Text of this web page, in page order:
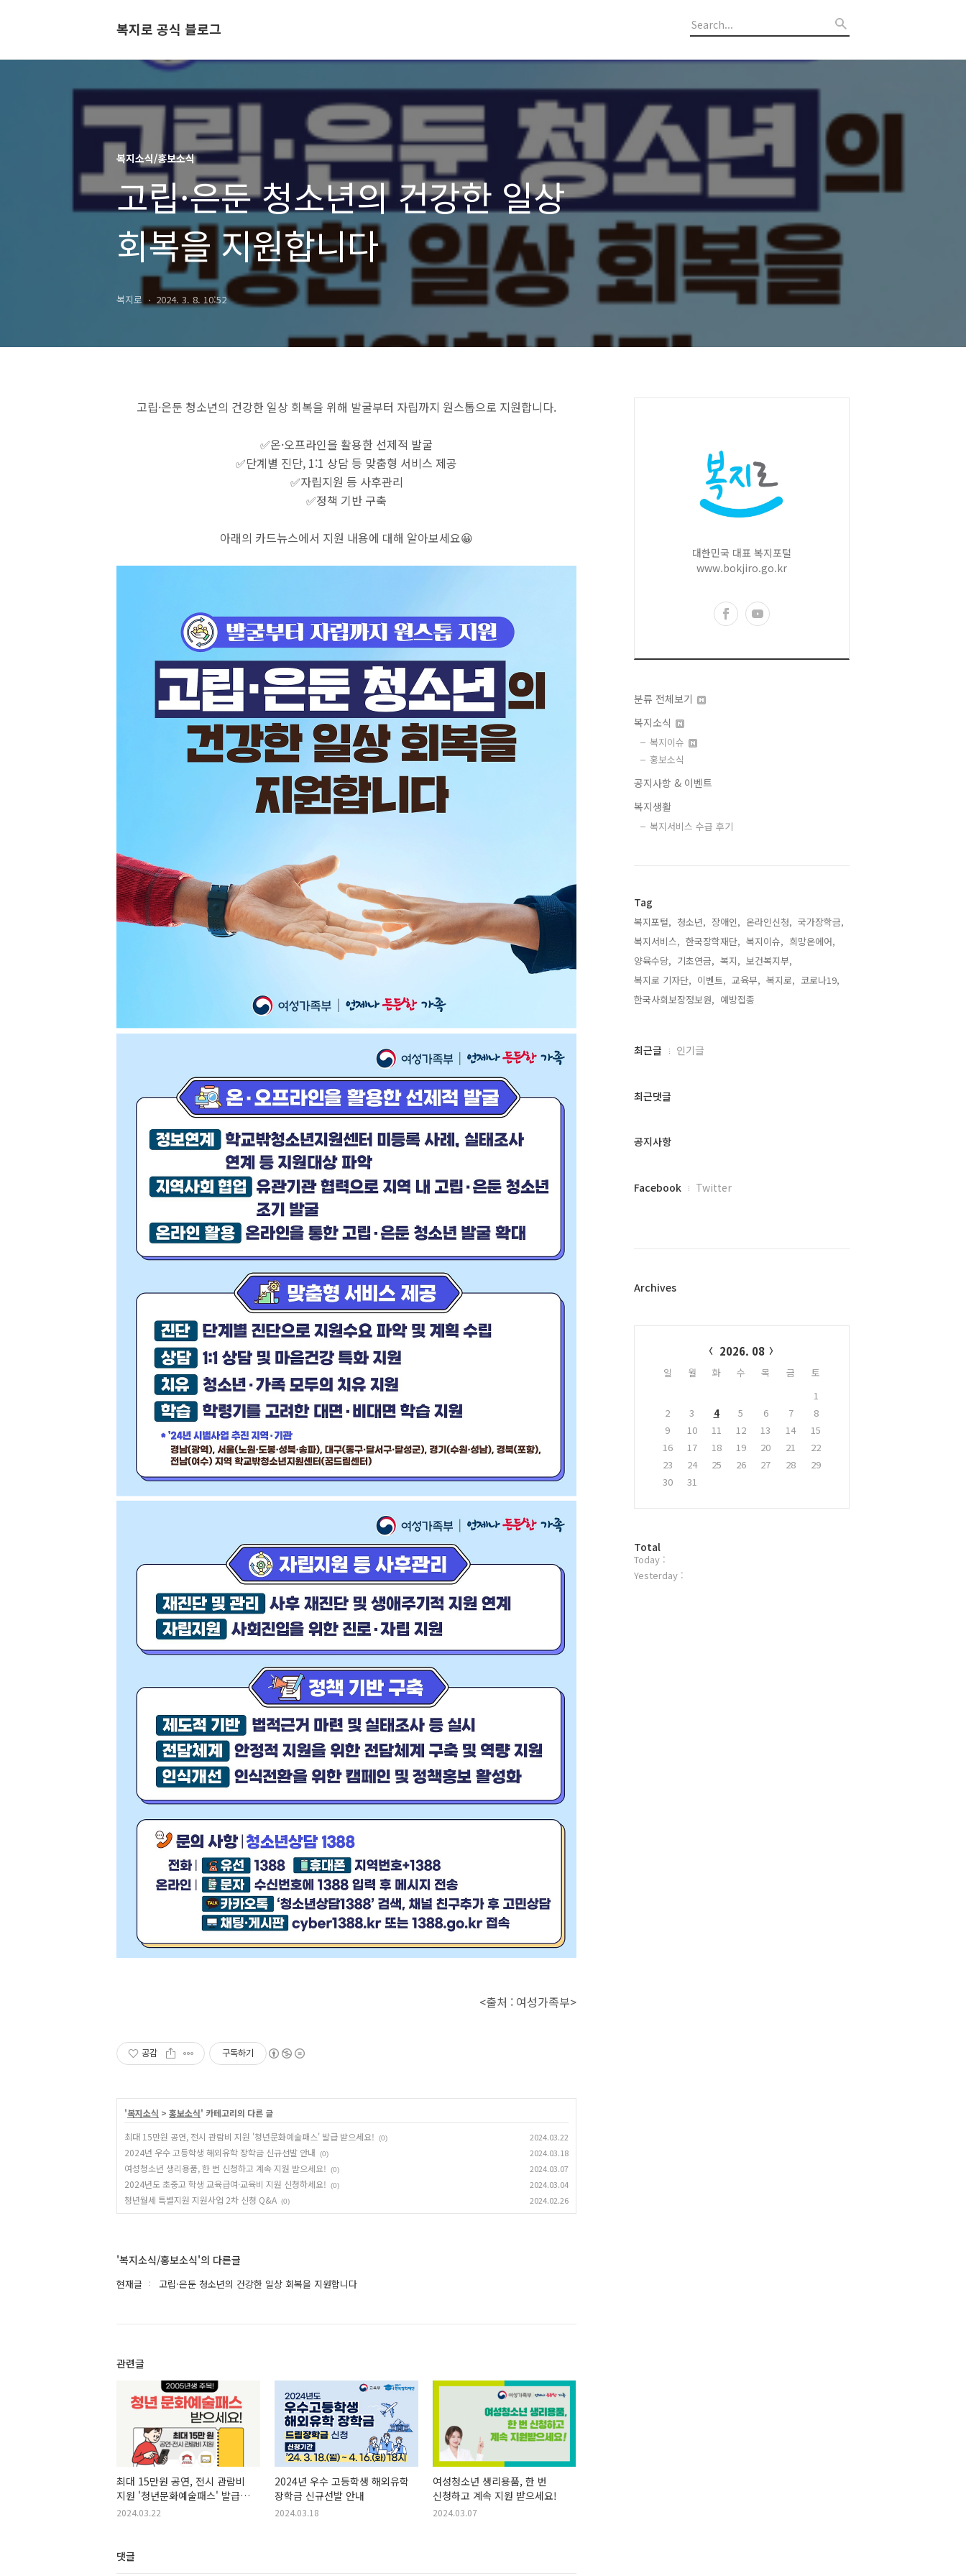
복지로 공식 블로그
복지소식/홍보소식
고립·은둔 청소년의 건강한 일상
회복을 지원합니다
복지로 2024. 3. 8. 10:52
고립·은둔 청소년의 건강한 일상 회복을 위해 발굴부터 자립까지 원스톱으로 지원합니다.
✅온·오프라인을 활용한 선제적 발굴
✅단계별 진단, 1:1 상담 등 맞춤형 서비스 제공
✅자립지원 등 사후관리
✅정책 기반 구축
아래의 카드뉴스에서 지원 내용에 대해 알아보세요😀
<출처 : 여성가족부>
공감 구독하기
'복지소식 > 홍보소식' 카테고리의 다른 글
최대 15만원 공연, 전시 관람비 지원 '청년문화예술패스' 발급 받으세요!
(0) 2024.03.22
2024년 우수 고등학생 해외유학 장학금 신규선발 안내 (0) 2024.03.18
여성청소년 생리용품, 한 번 신청하고 계속 지원 받으세요! (0) 2024.03.07
2024년도 초중고 학생 교육급여·교육비 지원 신청하세요! (0) 2024.03.04
청년월세 특별지원 지원사업 2차 신청 Q&A (0) 2024.02.26
'복지소식/홍보소식'의 다른글
현재글 고립·은둔 청소년의 건강한 일상 회복을 지원합니다
관련글
최대 15만원 공연, 전시 관람비
지원 '청년문화예술패스' 발급
받으세요!
2024.03.22
2024년 우수 고등학생 해외유학
장학금 신규선발 안내
2024.03.18
여성청소년 생리용품, 한 번
신청하고 계속 지원 받으세요!
2024.03.07
댓글
대한민국 대표 복지포털
www.bokjiro.go.kr
분류 전체보기
복지소식
복지이슈
홍보소식
공지사항 & 이벤트
복지생활
복지서비스 수급 후기
Tag
복지포털, 청소년, 장애인, 온라인신청, 국가장학금,
복지서비스, 한국장학재단, 복지이슈, 희망온에어,
양육수당, 기초연금, 복지, 보건복지부,
복지로 기자단, 이벤트, 교육부, 복지로, 코로나19,
한국사회보장정보원, 예방접종,
최
과
글
최근글 인기글
최근댓글
공지사항
페
플
Facebook Twitter
Archives
2026. 08
일 월 화 수 목 금
토
1
2
3 4 5 6 7
8
9
10 11 12 13 14
15
16
17 18 19 20 21
22
23
24 25 26 27 28
29
30
31
방
문
자
Total
Today :
Yesterday :